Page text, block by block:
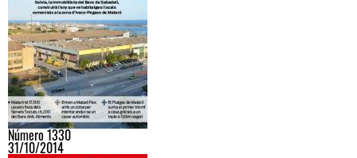
Número 1330
31/10/2014